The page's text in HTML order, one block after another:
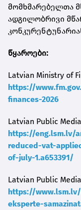
მომხმარებელთა
ადგილობრივი
წყაროები:
Latvian Ministry of
https://
finances-2026
Latvian Public
https://eng.lsm.lv/
reduced-vat-
of-july-1.a653391/
Latvian Public
https://
eksperte-